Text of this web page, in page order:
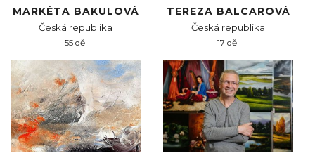
MARKÉTA BAKULOVÁ
Česká republika
55 děl
TEREZA BALCAROVÁ
Česká republika
17 děl